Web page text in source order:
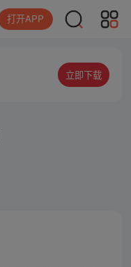
打开APP
立即下载